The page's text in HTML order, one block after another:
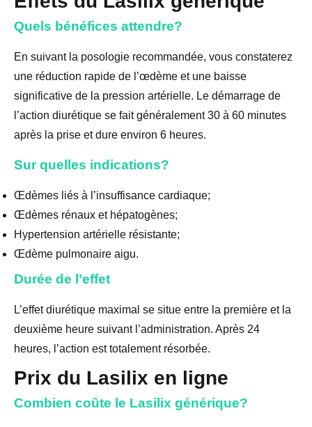
Quels bénéfices attendre?
En suivant la posologie recommandée, vous constaterez
une réduction rapide de l’œdème et une baisse
significative de la pression artérielle. Le démarrage de
l’action diurétique se fait généralement 30 à 60 minutes
après la prise et dure environ 6 heures.
Sur quelles indications?
Œdèmes liés à l’insuffisance cardiaque;
Œdèmes rénaux et hépatogènes;
Hypertension artérielle résistante;
Œdème pulmonaire aigu.
Durée de l’effet
L’effet diurétique maximal se situe entre la première et la
deuxième heure suivant l’administration. Après 24
heures, l’action est totalement résorbée.
Prix du Lasilix en ligne
Combien coûte le Lasilix générique?